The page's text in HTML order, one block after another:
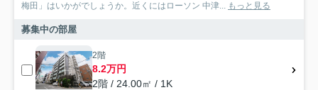
梅田」はいかがでしょうか。近くにはローソン 中津... もっと見る
募集中の部屋
2階
8.2万円
2階 / 24.00㎡ / 1K